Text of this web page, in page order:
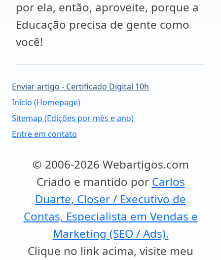
por ela, então, aproveite, porque a
Educação precisa de gente como
você!
Enviar artigo - Certificado Digital 10h
Início (Homepage)
Sitemap (Edições por mês e ano)
Entre em contato
© 2006-2026 Webartigos.com
Criado e mantido por Carlos
Duarte, Closer / Executivo de
Contas, Especialista em Vendas e
Marketing (SEO / Ads).
Clique no link acima, visite meu